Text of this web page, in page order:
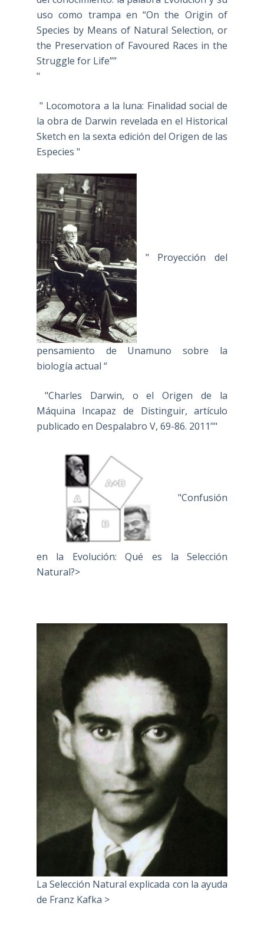
uso como trampa en “On the Origin of
Species by Means of Natural Selection, or
the Preservation of Favoured Races in the
Struggle for Life””
"
" Locomotora a la luna: Finalidad social de
la obra de Darwin revelada en el Historical
Sketch en la sexta edición del Origen de las
Especies "
" Proyección del
pensamiento de Unamuno sobre la
biología actual “
"Charles Darwin, o el Origen de la
Máquina Incapaz de Distinguir, artículo
publicado en Despalabro V, 69-86. 2011""
"Confusión
en la Evolución: Qué es la Selección
Natural?>
La Selección Natural explicada con la ayuda
de Franz Kafka >